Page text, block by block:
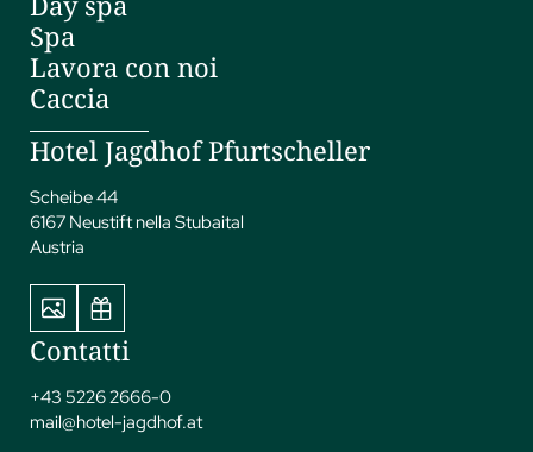
Spa
Lavora con noi
Caccia
Hotel Jagdhof Pfurtscheller
Scheibe 44
6167 Neustift nella Stubaital
Austria
Contatti
+43 5226 2666-0
mail@hotel-jagdhof.at